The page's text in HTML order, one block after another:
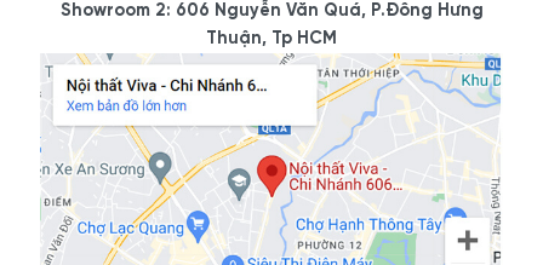
Showroom 2: 606 Nguyễn Văn Quá, P.Đông Hưng
Thuận, Tp HCM